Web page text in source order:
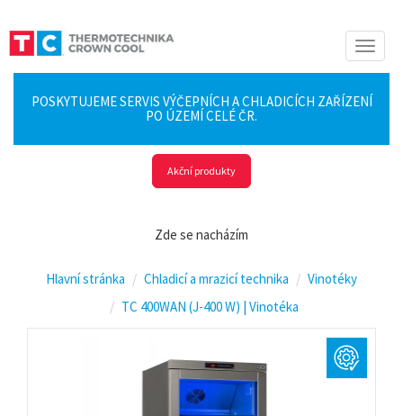
Toggle
POSKYTUJEME SERVIS VÝČEPNÍCH A CHLADICÍCH ZAŘÍZENÍ
PO ÚZEMÍ CELÉ ČR.
Akční produkty
Zde se nacházím
Hlavní stránka Chladicí a mrazicí technika
Vinotéky
TC 400WAN (J-400 W) | Vinotéka